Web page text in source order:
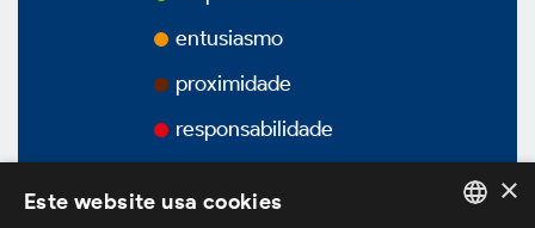
Vídeos
Podcasts
entusiasmo
proximidade
responsabilidade
×
Este website usa cookies